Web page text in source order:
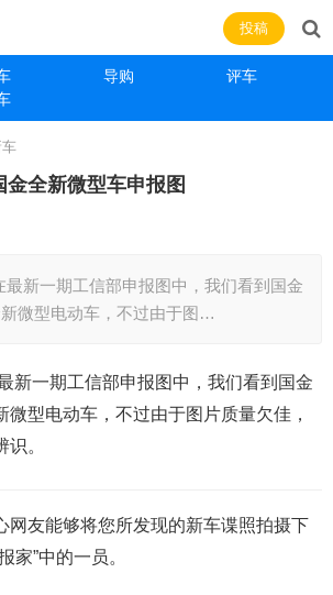
导购
评车
投稿
车
全新微型车申报图
新一期工信部申报图中，我们看到国金
微型电动车，不过由于图…
新一期工信部申报图中，我们看到国金
微型电动车，不过由于图片质量欠佳，
。
网友能够将您所发现的新车谍照拍摄下
家”中的一员。